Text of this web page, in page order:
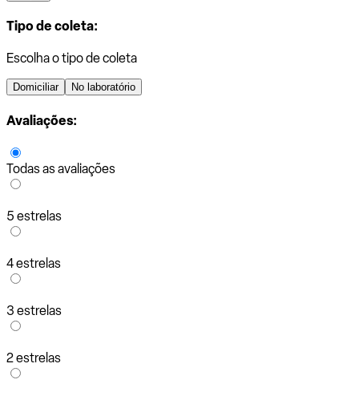
Tipo de coleta:
Escolha o tipo de coleta
Domiciliar No laboratório
Avaliações:
Todas as avaliações
5 estrelas
4 estrelas
3 estrelas
2 estrelas